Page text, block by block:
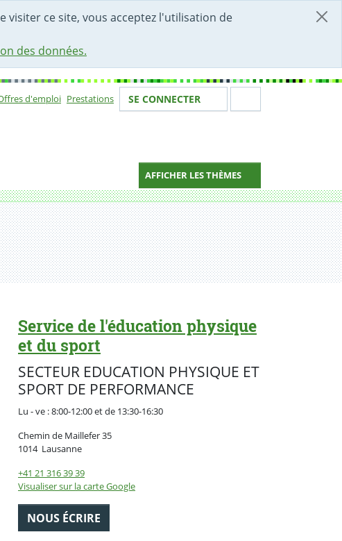
visiter ce site, vous acceptez l'utilisation de
des données.
d'emploi Prestations Votre identité
SE CONNECTER
AFFICHER LES THÈMES
Service de l'éducation physique
et du sport
SECTEUR EDUCATION PHYSIQUE ET
SPORT DE PERFORMANCE
Lu - ve : 8:00-12:00 et de 13:30-16:30
Chemin de Maillefer 35
1014 LausanneSuisse
+41 21 316 39 39
Visualiser sur la carte Google
NOUS ÉCRIRE